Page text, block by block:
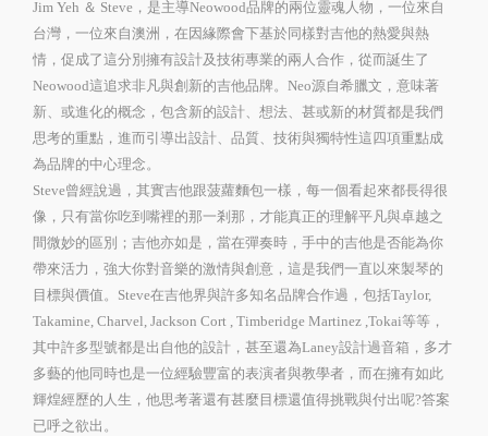
Jim Yeh ＆ Steve，是主導Neowood品牌的兩位靈魂人物，一位來自
台灣，一位來自澳洲，在因緣際會下基於同樣對吉他的熱愛與熱
情，促成了這分別擁有設計及技術專業的兩人合作，從而誕生了
Neowood這追求非凡與創新的吉他品牌。Neo源自希臘文，意味著
新、或進化的概念，包含新的設計、想法、甚或新的材質都是我們
思考的重點，進而引導出設計、品質、技術與獨特性這四項重點成
為品牌的中心理念。
Steve曾經說過，其實吉他跟菠蘿麵包一樣，每一個看起來都長得很
像，只有當你吃到嘴裡的那一剎那，才能真正的理解平凡與卓越之
間微妙的區別；吉他亦如是，當在彈奏時，手中的吉他是否能為你
帶來活力，強大你對音樂的激情與創意，這是我們一直以來製琴的
目標與價值。Steve在吉他界與許多知名品牌合作過，包括Taylor,
Takamine, Charvel, Jackson Cort , Timberidge Martinez ,Tokai等等，
其中許多型號都是出自他的設計，甚至還為Laney設計過音箱，多才
多藝的他同時也是一位經驗豐富的表演者與教學者，而在擁有如此
輝煌經歷的人生，他思考著還有甚麼目標還值得挑戰與付出呢?答案
已呼之欲出。